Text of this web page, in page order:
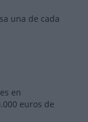
una de cada
en
euros de